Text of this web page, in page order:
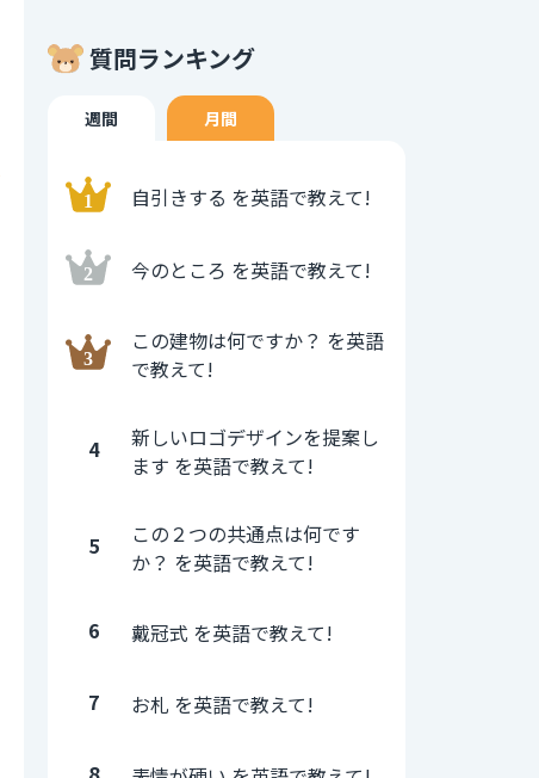
質問ランキング
週間 月間
自引きする を英語で教えて!
今のところ を英語で教えて!
この建物は何ですか？ を英語
で教えて!
4
新しいロゴデザインを提案し
ます を英語で教えて!
5
この２つの共通点は何です
か？ を英語で教えて!
6 戴冠式 を英語で教えて!
7 お札 を英語で教えて!